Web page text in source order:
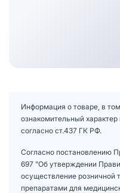
Информация о товаре, в
ознакомительный
согласно ст.437 ГК РФ.
Согласно постановлению
697 "Об утверждении
осуществление розничной
препаратами для